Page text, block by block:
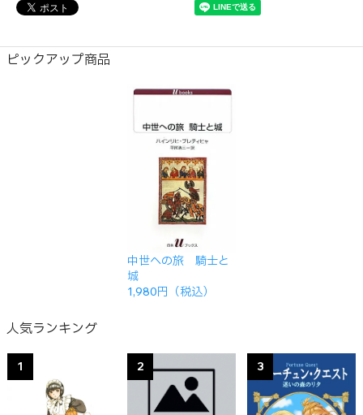
ピックアップ商品
中世への旅 騎士と
城
1,980円（税込）
人気ランキング
1 2 3